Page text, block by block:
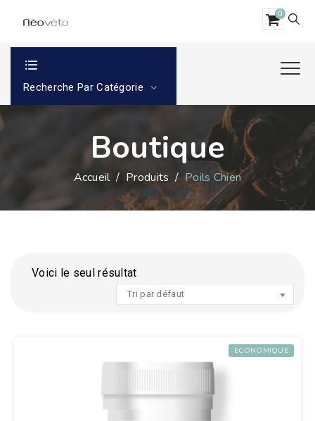
0
Recherche Par Catégorie
Boutique
Accueil/ Produits /Poils Chien
Voici le seul résultat
Tri par défaut
ECONOMIQUE